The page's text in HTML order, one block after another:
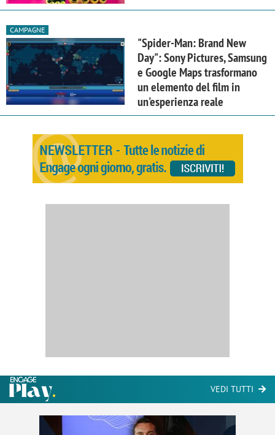
CAMPAGNE
"Spider-Man: Brand New
Day": Sony Pictures, Samsung
e Google Maps trasformano
un elemento del film in
un'esperienza reale
VEDI TUTTI